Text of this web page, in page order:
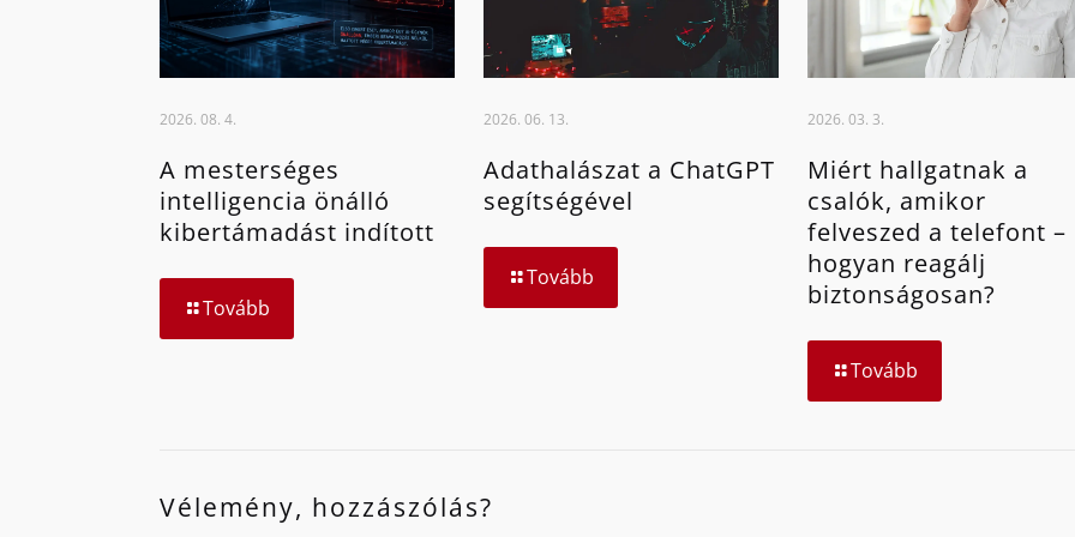
2026. 08. 4.
A mesterséges
intelligencia önálló
kibertámadást indított
Tovább
2026. 06. 13.
Adathalászat a ChatGPT
segítségével
Tovább
2026. 03. 3.
Miért hallgatnak a
csalók, amikor
felveszed a telefont –
hogyan reagálj
biztonságosan?
Tovább
Vélemény, hozzászólás?